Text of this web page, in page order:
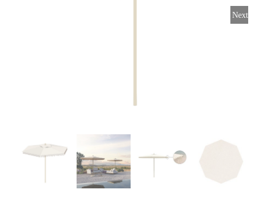
Balkonklemmen
Beschermhoezen
Next